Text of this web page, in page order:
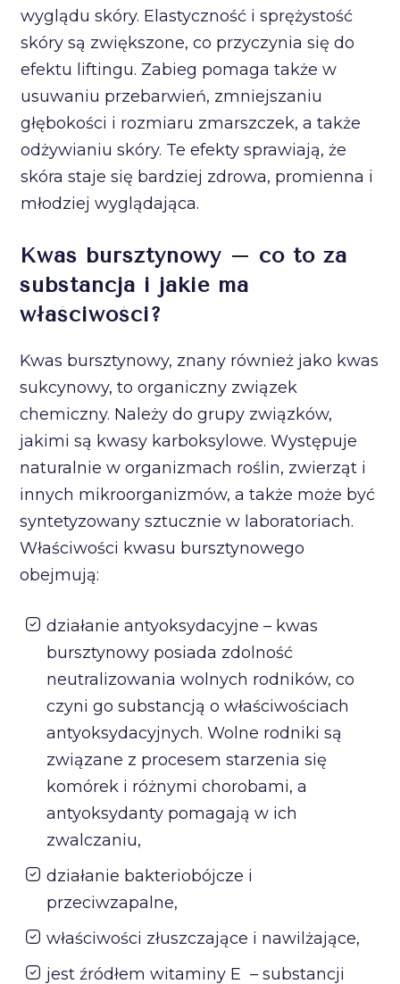
wyglądu skóry. Elastyczność i sprężystość
skóry są zwiększone, co przyczynia się do
efektu liftingu. Zabieg pomaga także w
usuwaniu przebarwień, zmniejszaniu
głębokości i rozmiaru zmarszczek, a także
odżywianiu skóry. Te efekty sprawiają, że
skóra staje się bardziej zdrowa, promienna i
młodziej wyglądająca.
Kwas bursztynowy – co to za
substancja i jakie ma
właściwości?
Kwas bursztynowy, znany również jako kwas
sukcynowy, to organiczny związek
chemiczny. Należy do grupy związków,
jakimi są kwasy karboksylowe. Występuje
naturalnie w organizmach roślin, zwierząt i
innych mikroorganizmów, a także może być
syntetyzowany sztucznie w laboratoriach.
Właściwości kwasu bursztynowego
obejmują:
działanie antyoksydacyjne – kwas
bursztynowy posiada zdolność
neutralizowania wolnych rodników, co
czyni go substancją o właściwościach
antyoksydacyjnych. Wolne rodniki są
związane z procesem starzenia się
komórek i różnymi chorobami, a
antyoksydanty pomagają w ich
zwalczaniu,
działanie bakteriobójcze i
przeciwzapalne,
właściwości złuszczające i nawilżające,
jest źródłem witaminy E – substancji